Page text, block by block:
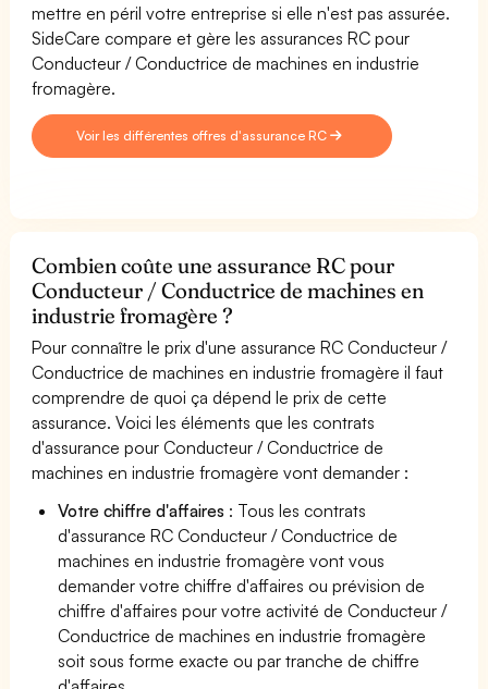
mettre en péril votre entreprise si elle n'est pas assurée.
SideCare compare et gère les assurances RC pour
Conducteur / Conductrice de machines en industrie
fromagère.
Voir les différentes offres d'assurance RC
Combien coûte une assurance RC pour
Conducteur / Conductrice de machines en
industrie fromagère ?
Pour connaître le prix d'une assurance RC Conducteur /
Conductrice de machines en industrie fromagère il faut
comprendre de quoi ça dépend le prix de cette
assurance. Voici les éléments que les contrats
d'assurance pour Conducteur / Conductrice de
machines en industrie fromagère vont demander :
Votre chiffre d'affaires : Tous les contrats
d'assurance RC Conducteur / Conductrice de
machines en industrie fromagère vont vous
demander votre chiffre d'affaires ou prévision de
chiffre d'affaires pour votre activité de Conducteur /
Conductrice de machines en industrie fromagère
soit sous forme exacte ou par tranche de chiffre